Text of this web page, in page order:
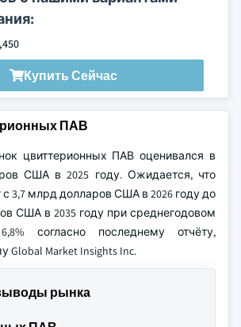
Купить Сейчас
ПАВ
цвиттерионных ПАВ оценивался в
США в 2025 году. Ожидается, что
3,7 млрд долларов США в 2026 году до
США в 2035 году при среднегодовом
согласно последнему отчёту,
Global Market Insights Inc.
рынка